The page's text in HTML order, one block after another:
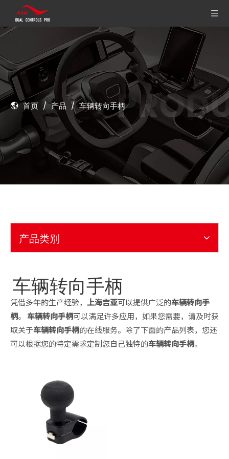
首页 / 产品 / 车辆转向手柄
产品类别
车辆转向手柄
凭借多年的生产经验， 上海吉亚可以提供广泛的车辆转向手
柄。 车辆转向手柄可以满足许多应用，如果您需要，请及时获
取关于车辆转向手柄的在线服务。除了下面的产品列表，您还
可以根据您的特定需求定制您自己独特的车辆转向手柄。